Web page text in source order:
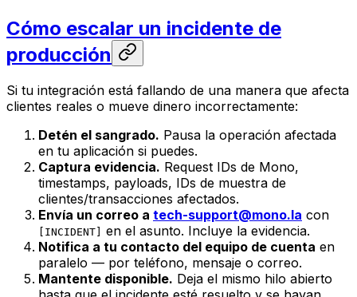
Cómo escalar un incidente de
producción
Si tu integración está fallando de una manera que afecta
clientes reales o mueve dinero incorrectamente:
Detén el sangrado. Pausa la operación afectada
en tu aplicación si puedes.
Captura evidencia. Request IDs de Mono,
timestamps, payloads, IDs de muestra de
clientes/transacciones afectados.
Envía un correo a tech-support@mono.la con
[INCIDENT]
en el asunto. Incluye la evidencia.
Notifica a tu contacto del equipo de cuenta en
paralelo — por teléfono, mensaje o correo.
Mantente disponible. Deja el mismo hilo abierto